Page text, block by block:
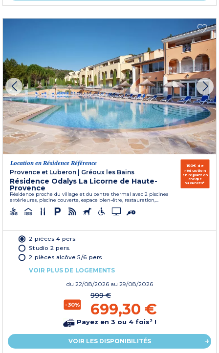
Location en Résidence Référence
Provence et Luberon
Gréoux les Bains
Résidence Odalys La Licorne de Haute-
Provence
Résidence proche du village et du centre thermal avec 2 piscines
extérieures, piscine couverte, espace bien-être, restauration,...
150€ de
réduction
en réglant en
chèque
vacances*
2 pièces 4 pers.
Studio 2 pers.
2 pièces alcôve 5/6 pers.
VOIR PLUS DE LOGEMENTS
du 22/08/2026 au 29/08/2026
-30%
999 €
699,30 €
Payez en 3 ou 4 fois² !
VOIR LES DISPONIBILITÉS